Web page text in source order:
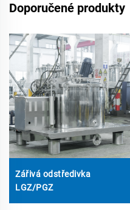
Doporučené produkty
Zářivá odstředivka
LGZ/PGZ